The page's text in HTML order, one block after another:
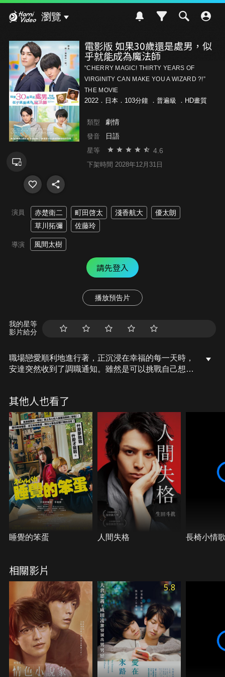
瀏覽
電影版 如果30歲還是處男，似
乎就能成為魔法師
“CHERRY MAGIC! THIRTY YEARS OF
VIRGINITY CAN MAKE YOU A WIZARD ?!”
THE MOVIE
2022．日本．103分鐘 ． 普遍級 ．HD畫質
類型 劇情
發音 日語
星等 4.6
下架時間 2028年12月31日
演員 赤楚衛二 町田啓太 淺香航大
優太朗
草川拓彌
佐藤玲
導演 風間太樹
請先登入
播放預告片
我的星等
影片給分
職場戀愛順利地進行著，正沉浸在幸福的每一天時，
安達突然收到了調職通知。雖然是可以挑戰自己想做
達與黑澤，兩人的思緒開始交錯。談起遠距離戀愛的
他們，也開始考慮起兩個人的未來…。究竟這場戀情
會如何發展？
其他人也看了
睡覺的笨蛋 人間失格 長椅小情
相關影片
5.8